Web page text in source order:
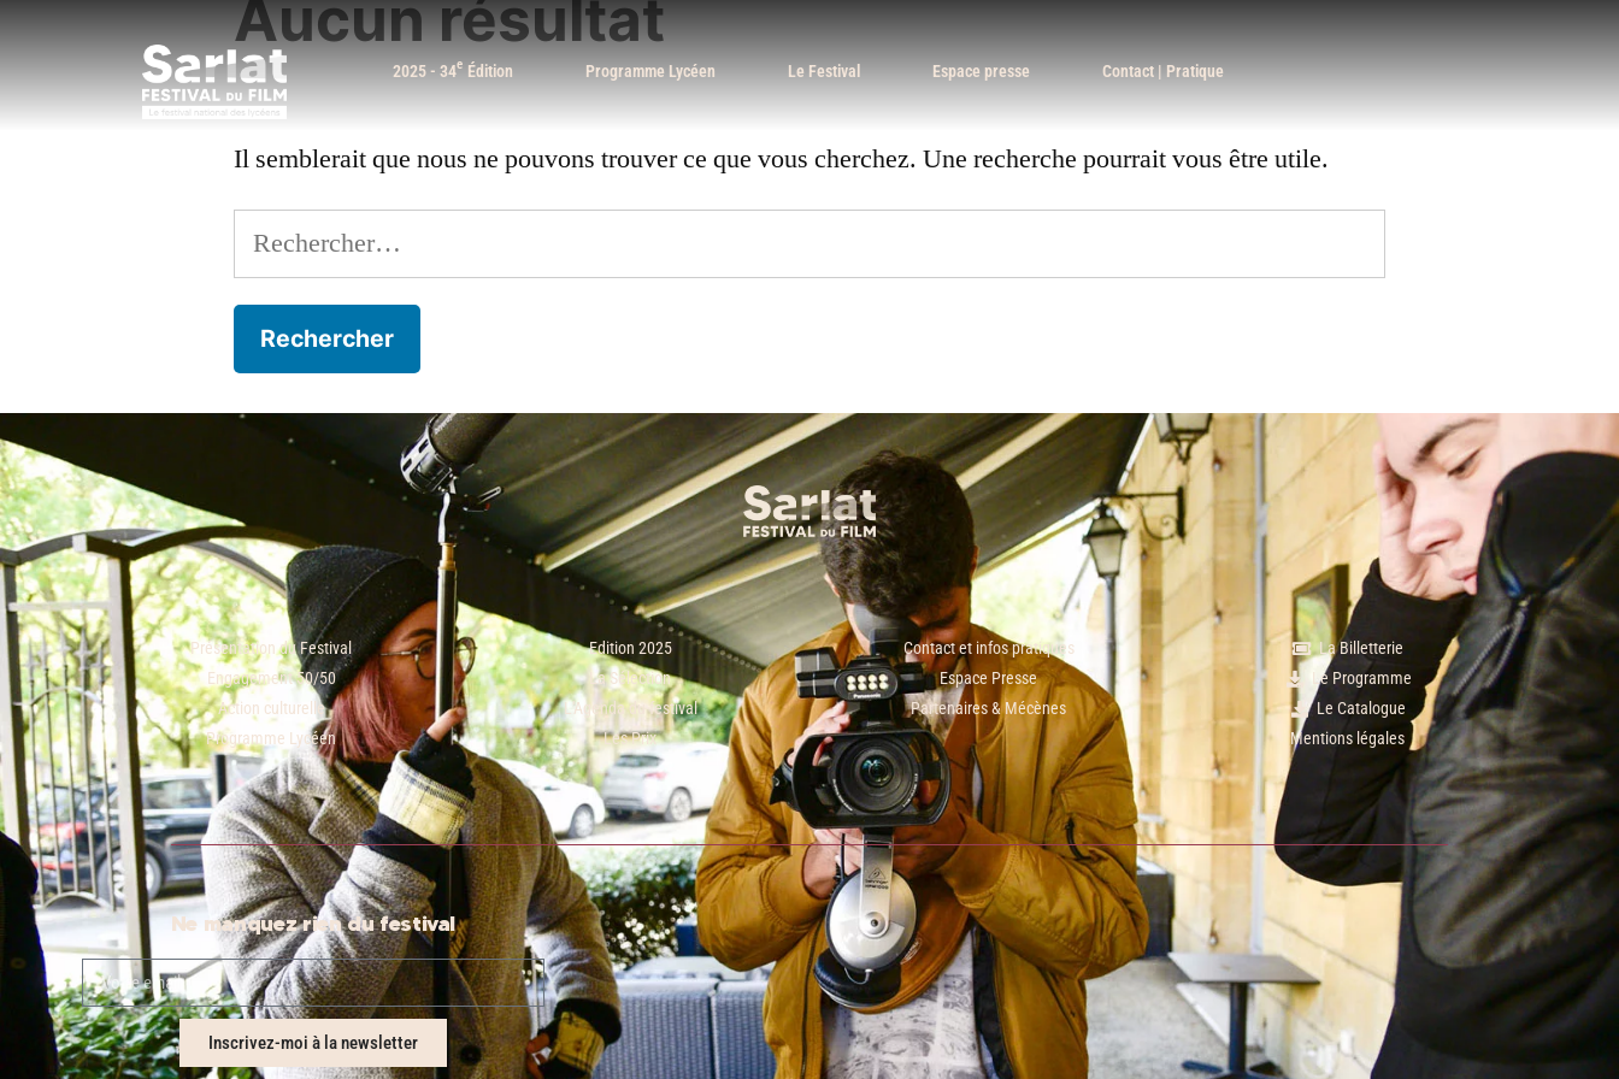
2025 - 34e Édition Programme Lycéen Le Festival Espace presse Contact | Pratique
Aucun résultat
Il semblerait que nous ne pouvons trouver ce que vous cherchez. Une recherche pourrait vous être utile.
Présentation du Festival
Engagement 50/50
Action culturelle
Programme Lycéen
Edition 2025
La Sélection
L'Agenda du festival
Les Prix
Contact et infos pratiques
Espace Presse
Partenaires & Mécènes
La Billetterie
Le Programme
Le Catalogue
Mentions légales
Ne manquez rien du festival
Inscrivez-moi à la newsletter